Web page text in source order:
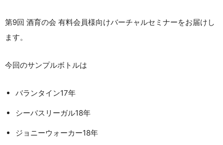
第9回 酒育の会 有料会員様向けバーチャルセミナーをお届けし
ます。
今回のサンプルボトルは
バランタイン17年
シーバスリーガル18年
ジョニーウォーカー18年